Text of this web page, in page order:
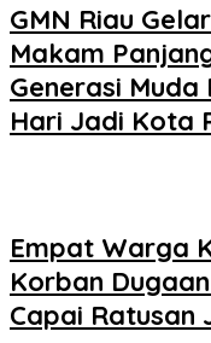
GMN Riau
Makam
Generasi
Hari Jadi Kota
Empat Warga
Korban
Capai Ratusan